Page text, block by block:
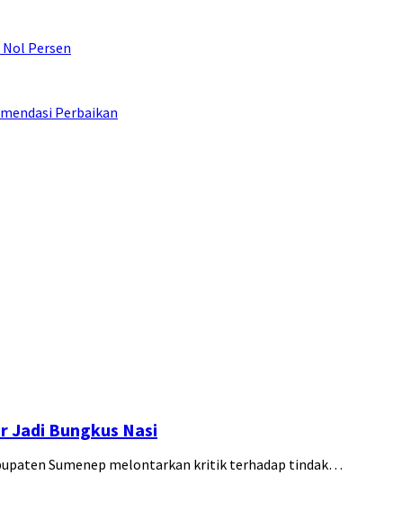
Persen
Perbaikan
Jadi Bungkus Nasi
Sumenep melontarkan kritik terhadap tindak…